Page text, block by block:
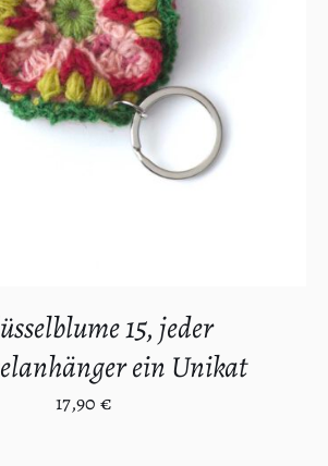
DEN WARENKORB
/
15, jeder
ein Unikat
17,90 €